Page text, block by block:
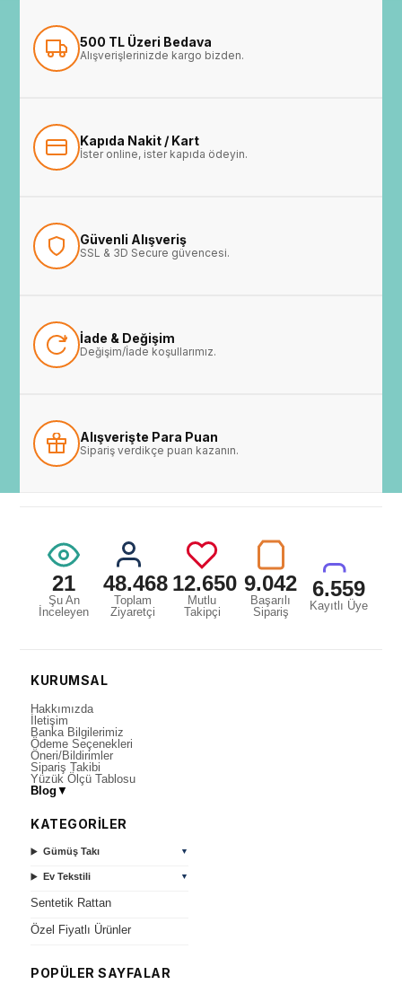
500 TL Üzeri Bedava
Alışverişlerinizde kargo bizden.
Kapıda Nakit / Kart
İster online, ister kapıda ödeyin.
Güvenli Alışveriş
SSL & 3D Secure güvencesi.
İade & Değişim
Değişim/İade koşullarımız.
Alışverişte Para Puan
Sipariş verdikçe puan kazanın.
21
Şu An
İnceleyen
48.468
Toplam
Ziyaretçi
12.650
Mutlu
Takipçi
9.042
Başarılı
Sipariş
6.559
Kayıtlı Üye
KURUMSAL
Hakkımızda
İletişim
Banka Bilgilerimiz
Ödeme Seçenekleri
Öneri/Bildirimler
Sipariş Takibi
Yüzük Ölçü Tablosu
Blog ▼
KATEGORİLER
Gümüş Takı ▼
Ev Tekstili ▼
Sentetik Rattan
Özel Fiyatlı Ürünler
POPÜLER SAYFALAR